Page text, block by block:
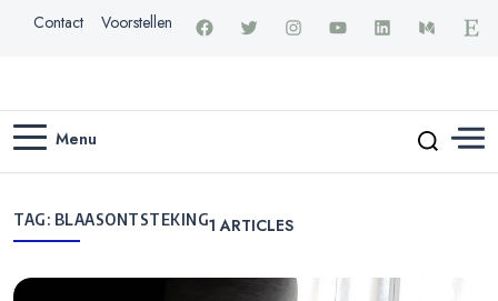
Contact Voorstellen
Menu
TAG: BLAASONTSTEKING1 ARTICLES